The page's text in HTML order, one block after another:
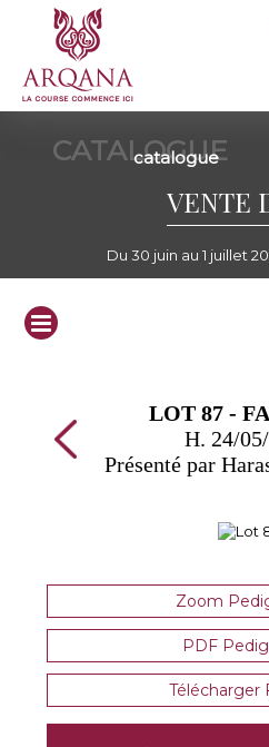
CATALOGUE
catalogue
VENTE
Du 30 juin au 1 juillet
LOT 87 -
H. 24/
Présenté par
Zoom
PDF
Télécharger